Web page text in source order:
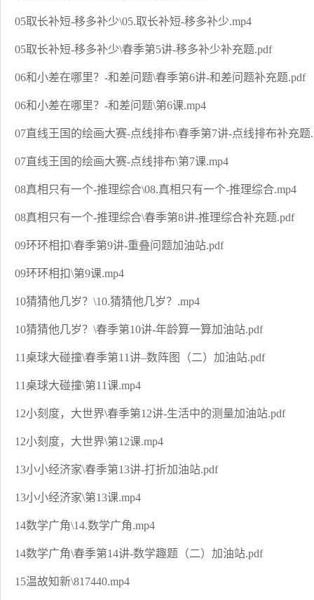
05取长补短-移多补少\05.取长补短-移多补少.mp4
05取长补短-移多补少\春季第5讲-移多补少补充题.pdf
06和小差在哪里？-和差问题\春季第6讲-和差问题补充题.pdf
06和小差在哪里？-和差问题\第6课.mp4
07直线王国的绘画大赛-点线排布\春季第7讲-点线排布补充题
07直线王国的绘画大赛-点线排布\第7课.mp4
08真相只有一个-推理综合\08.真相只有一个-推理综合.mp4
08真相只有一个-推理综合\春季第8讲-推理综合补充题.pdf
09环环相扣\春季第9讲-重叠问题加油站.pdf
09环环相扣\第9课.mp4
10猜猜他几岁？\10.猜猜他几岁？.mp4
10猜猜他几岁？\春季第10讲-年龄算一算加油站.pdf
11桌球大碰撞\春季第11讲–数阵图（二）加油站.pdf
11桌球大碰撞\第11课.mp4
12小刻度，大世界\春季第12讲-生活中的测量加油站.pdf
12小刻度，大世界\第12课.mp4
13小小经济家\春季第13讲-打折加油站.pdf
13小小经济家\第13课.mp4
14数学广角\14.数学广角.mp4
14数学广角\春季第14讲-数学趣题（二）加油站.pdf
15温故知新\817440.mp4